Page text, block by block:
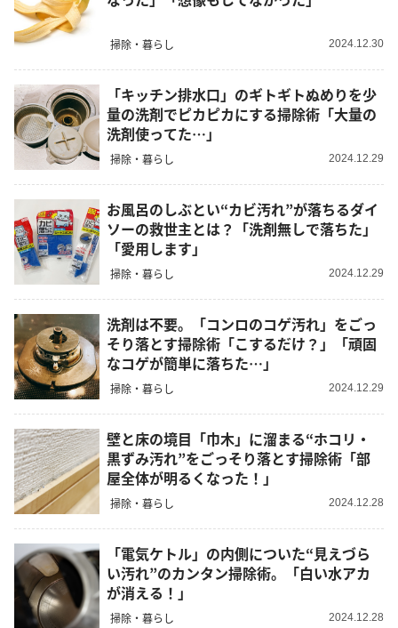
掃除・暮らし 2024.12.30
「キッチン排水口」のギトギトぬめりを少
量の洗剤でピカピカにする掃除術「大量の
洗剤使ってた…」
掃除・暮らし 2024.12.29
お風呂のしぶとい“カビ汚れ”が落ちるダイ
ソーの救世主とは？「洗剤無しで落ちた」
「愛用します」
掃除・暮らし 2024.12.29
洗剤は不要。「コンロのコゲ汚れ」をごっ
そり落とす掃除術「こするだけ？」「頑固
なコゲが簡単に落ちた…」
掃除・暮らし 2024.12.29
壁と床の境目「巾木」に溜まる“ホコリ・
黒ずみ汚れ”をごっそり落とす掃除術「部
屋全体が明るくなった！」
掃除・暮らし 2024.12.28
「電気ケトル」の内側についた“見えづら
い汚れ”のカンタン掃除術。「白い水アカ
が消える！」
掃除・暮らし 2024.12.28